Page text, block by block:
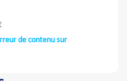
de contenu sur